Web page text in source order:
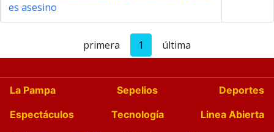
es asesino
primera 1 última
La Pampa Sepelios
Deportes
Espectáculos
Tecnología
Linea Abierta